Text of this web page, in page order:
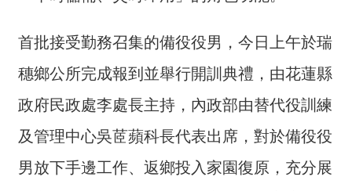
回
首
頁
網
站
導
覽
首批接受勤務召集的備役役男，今日上午於瑞
穗鄉公所完成報到並舉行開訓典禮，由花蓮縣
政府民政處李處長主持，內政部由替代役訓練
及管理中心吳茝蘋科長代表出席，對於備役役
男放下手邊工作、返鄉投入家園復原，充分展